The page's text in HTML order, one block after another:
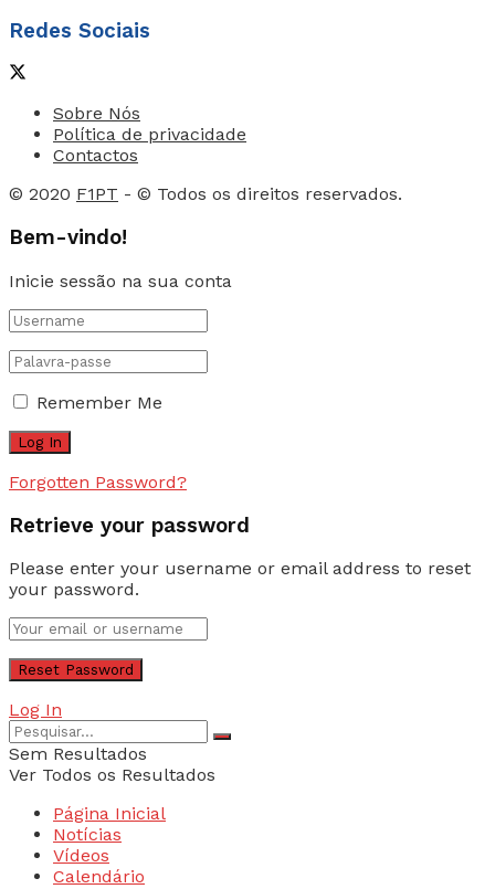
Redes Sociais
Sobre Nós
Política de privacidade
Contactos
© 2020 F1PT - © Todos os direitos reservados.
Bem-vindo!
Inicie sessão na sua conta
Remember Me
Forgotten Password?
Retrieve your password
Please enter your username or email address to reset
your password.
Log In
Sem Resultados
Ver Todos os Resultados
Página Inicial
Notícias
Vídeos
Calendário